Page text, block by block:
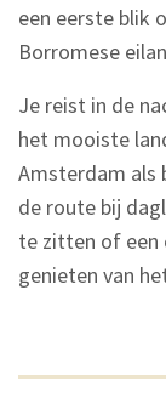
een eerste blik
Borromese
Je reist in de
het mooiste
Amsterdam als
de route bij
te zitten of een
genieten van